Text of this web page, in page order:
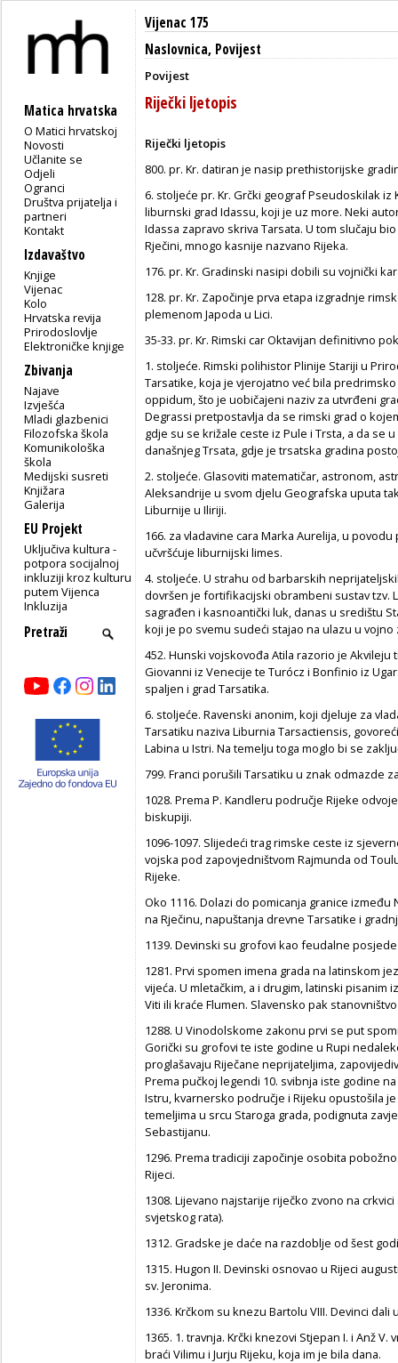
Matica hrvatska
O Matici hrvatskoj
Novosti
Učlanite se
Odjeli
Ogranci
Društva prijatelja i
partneri
Kontakt
Izdavaštvo
Knjige
Vijenac
Kolo
Hrvatska revija
Prirodoslovlje
Elektroničke knjige
Zbivanja
Najave
Izvješća
Mladi glazbenici
Filozofska škola
Komunikološka
škola
Medijski susreti
Knjižara
Galerija
EU Projekt
Uključiva kultura -
potpora socijalnoj
inkluziji kroz kulturu
putem Vijenca
Inkluzija
Vijenac 175
Naslovnica, Povijest
Povijest
Riječki ljetopis
Riječki ljetopis
800. pr. Kr. datiran je nasip prethistorijske
6. stoljeće pr. Kr. Grčki geograf Pseudoskilak
liburnski grad Idassu, koji je uz more. Neki
Idassa zapravo skriva Tarsata. U tom slučaju
Rječini, mnogo kasnije nazvano Rijeka.
176. pr. Kr. Gradinski nasipi dobili su vojnički
128. pr. Kr. Započinje prva etapa izgradnje
plemenom Japoda u Lici.
35-33. pr. Kr. Rimski car Oktavijan definitivno
1. stoljeće. Rimski polihistor Plinije Stariji u
Tarsatike, koja je vjerojatno već bila
oppidum, što je uobičajeni naziv za utvrđeni
Degrassi pretpostavlja da se rimski grad o
gdje su se križale ceste iz Pule i Trsta, a da se
današnjeg Trsata, gdje je trsatska gradina
2. stoljeće. Glasoviti matematičar, astronom,
Aleksandrije u svom djelu Geografska uputa
Liburnije u Iliriji.
166. za vladavine cara Marka Aurelija, u
učvršćuje liburnijski limes.
4. stoljeće. U strahu od barbarskih
dovršen je fortifikacijski obrambeni sustav tzv.
sagrađen i kasnoantički luk, danas u središtu
koji je po svemu sudeći stajao na ulazu u
452. Hunski vojskovođa Atila razorio je
Giovanni iz Venecije te Turócz i Bonfinio iz
spaljen i grad Tarsatika.
6. stoljeće. Ravenski anonim, koji djeluje za
Tarsatiku naziva Liburnia Tarsactiensis,
Labina u Istri. Na temelju toga moglo bi se
799. Franci porušili Tarsatiku u znak odmazde
1028. Prema P. Kandleru područje Rijeke
biskupiji.
1096-1097. Slijedeći trag rimske ceste iz
vojska pod zapovjedništvom Rajmunda od
Rijeke.
Oko 1116. Dolazi do pomicanja granice
na Rječinu, napuštanja drevne Tarsatike i
1139. Devinski su grofovi kao feudalne
1281. Prvi spomen imena grada na latinskom
vijeća. U mletačkim, a i drugim, latinski pisanim
Viti ili kraće Flumen. Slavensko pak
1288. U Vinodolskome zakonu prvi se put
Gorički su grofovi te iste godine u Rupi
proglašavaju Riječane neprijateljima,
Prema pučkoj legendi 10. svibnja iste godine
Istru, kvarnersko područje i Rijeku opustošila
temeljima u srcu Staroga grada, podignuta
Sebastijanu.
1296. Prema tradiciji započinje osobita
Rijeci.
1308. Lijevano najstarije riječko zvono na
svjetskog rata).
1312. Gradske je daće na razdoblje od šest
1315. Hugon II. Devinski osnovao u Rijeci
sv. Jeronima.
1336. Krčkom su knezu Bartolu VIII. Devinci
1365. 1. travnja. Krčki knezovi Stjepan I. i Anž
braći Vilimu i Jurju Rijeku, koja im je bila dana.